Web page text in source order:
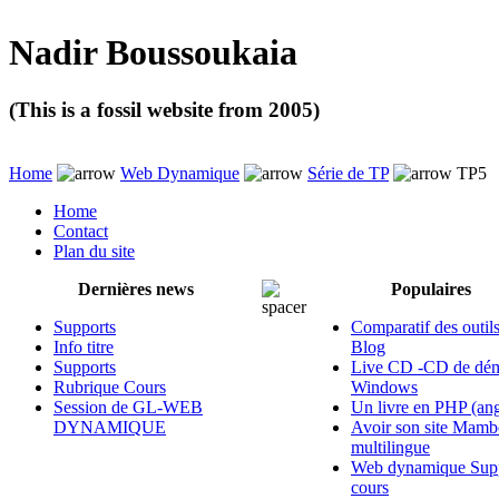
Nadir Boussoukaia
(This is a fossil website from 2005)
Home Web Dynamique Série de TP
TP5
Home
Contact
Plan du site
Dernières news
Supports
Info titre
Supports
Rubrique Cours
Session de GL-WEB
DYNAMIQUE
Populaires
Comparatif des
Blog
Live CD -CD de
Windows
Un livre en PHP
Avoir son site
multilingue
Web dynamique
cours